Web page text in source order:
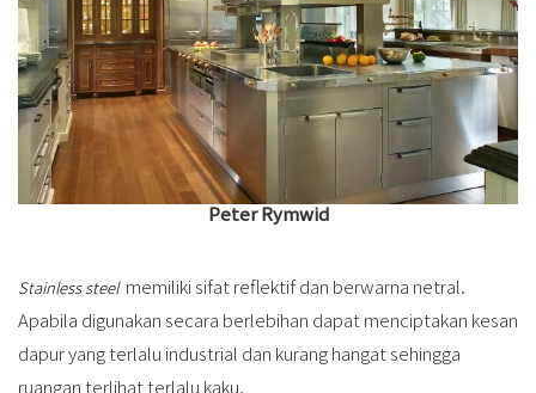
Peter Rymwid
Stainless steel memiliki sifat reflektif dan berwarna netral.
Apabila digunakan secara berlebihan dapat menciptakan kesan
dapur yang terlalu industrial dan kurang hangat sehingga
ruangan terlihat terlalu kaku.